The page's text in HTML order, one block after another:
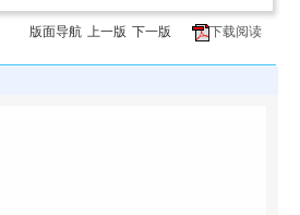
版面导航 上一版 下一版 下载阅读